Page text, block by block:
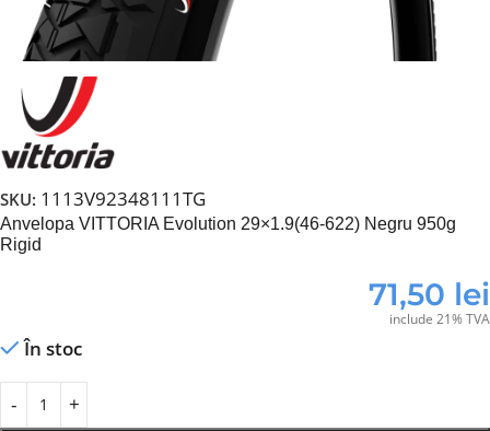
SKU: 1113V92348111TG
Anvelopa VITTORIA Evolution 29×1.9(46-622) Negru 950g
Rigid
71,50 lei
include 21% TVA
În stoc